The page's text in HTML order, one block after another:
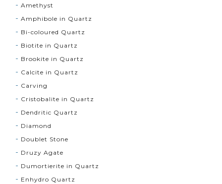
Amethyst
Amphibole in Quartz
Bi-coloured Quartz
Biotite in Quartz
Brookite in Quartz
Calcite in Quartz
Carving
Cristobalite in Quartz
Dendritic Quartz
Diamond
Doublet Stone
Druzy Agate
Dumortierite in Quartz
Enhydro Quartz